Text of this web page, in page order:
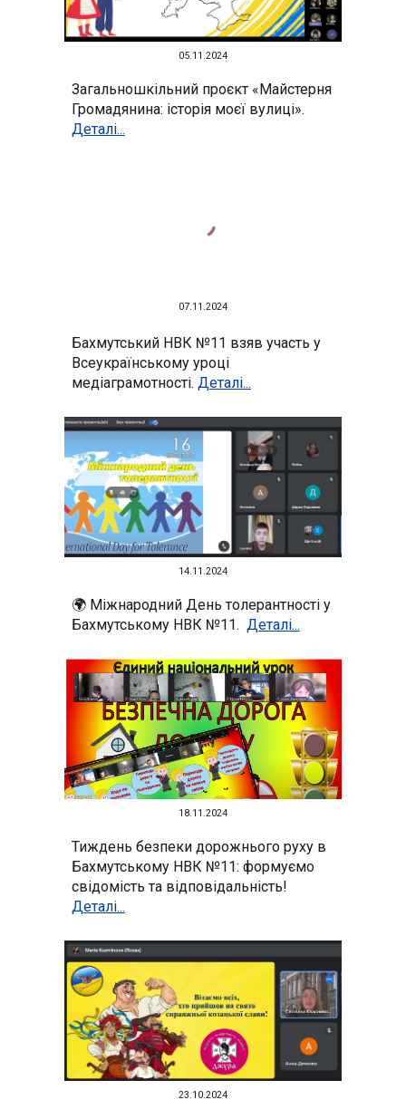
05.11.2024
Загальношкільний проєкт «Майстерня
Громадянина: історія моєї вулиці».
Деталі...
07.11.2024
Бахмутський НВК №11 взяв участь у
Всеукраїнському уроці
медіаграмотності. Деталі...
14.11.2024
🌍 Міжнародний День толерантності у
Бахмутському НВК №11. Деталі...
1 8.11.2024
Тиждень безпеки дорожнього руху в
Бахмутському НВК №11: формуємо
свідомість та відповідальність!
Деталі...
23.10.2024